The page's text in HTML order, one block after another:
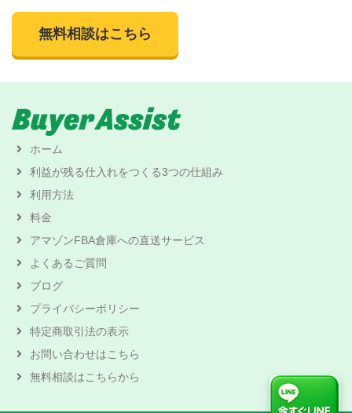
無料相談はこちら
ホーム
利益が残る仕入れをつくる3つの仕組み
利用方法
料金
アマゾンFBA倉庫への直送サービス
よくあるご質問
ブログ
プライバシーポリシー
特定商取引法の表示
お問い合わせはこちら
無料相談はこちらから